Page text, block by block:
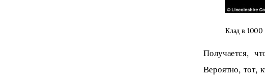
Клад в 1000
Получается,
Вероятно, тот,